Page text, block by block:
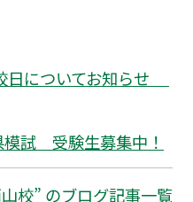
日についてお知らせ
試 受験生募集中！
校” のブログ記事一覧